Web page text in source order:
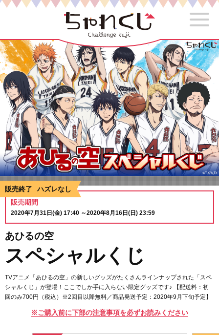
販売終了
ハズレなし
販売期間
2020年7月31日(金) 17:40 ～2020年8月16日(日) 23:59
あひるの空
スペシャルくじ
TVアニメ「あひるの空」の新しいグッズがたくさんラインナップされた「スペ
シャルくじ」が登場！ここでしか手に入らない限定グッズです♪ 【配送料：初
回のみ700円（税込）※2回目以降無料／商品発送予定：2020年9月下旬予定】
※ご購入前に下部の注意事項を必ずお読みください